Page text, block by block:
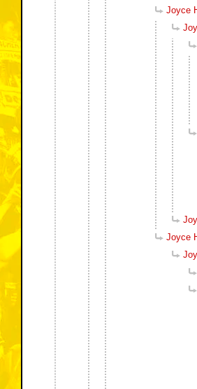
Joyce
Joyce